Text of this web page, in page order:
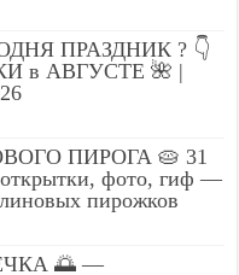
ПРАЗДНИК ? 👇
в АВГУСТЕ 🌺 |
ПИРОГА 🥧 31
фото, гиф —
пирожков
🌅 —